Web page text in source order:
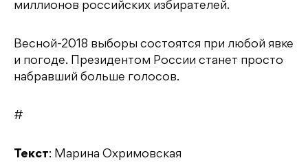
миллионов российских избирателей.
Весной-2018 выборы состоятся при любой явке
и погоде. Президентом России станет просто
набравший больше голосов.
#
Текст: Марина Охримовская